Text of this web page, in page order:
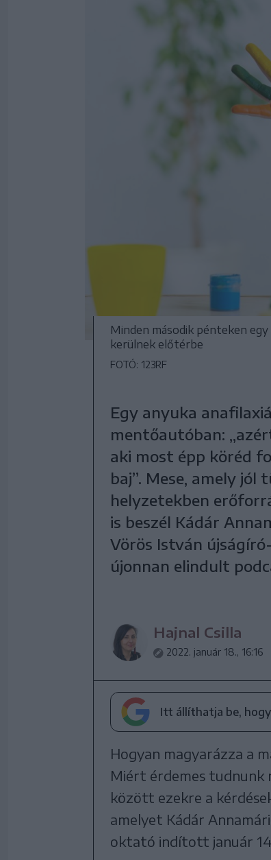
Minden második pénteken
kerülnek előtérbe
FOTÓ: 123RF
Egy anyuka
mentőautóban:
aki most épp köréd
baj”. Mese, amely jól
helyzetekben
is beszél Kádár
Vörös István
újonnan elindult
Hajnal Csilla
2022. január 18., 16:16
Itt állíthatja be,
Hogyan magyarázza a
Miért érdemes tudnunk
között ezekre a
amelyet Kádár
oktató indított január